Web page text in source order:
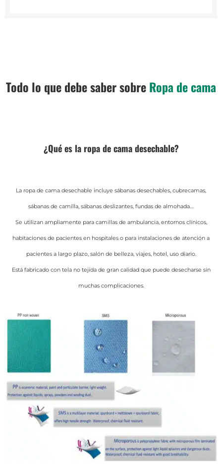
Todo lo que debe saber sobreRopa de cama
¿Qué es la ropa de cama desechable?
La ropa de cama desechable incluye sábanas desechables, cubrecamas,
sábanas de camilla, sábanas deslizantes, fundas de almohada....
Se utilizan ampliamente para camillas de ambulancia, entornos clínicos,
habitaciones de pacientes en hospitales o para instalaciones de atención a
pacientes a largo plazo, salón de belleza, viajes, hotel, uso diario.
Está fabricado con tela no tejida de gran calidad que puede desecharse sin
muchas complicaciones.